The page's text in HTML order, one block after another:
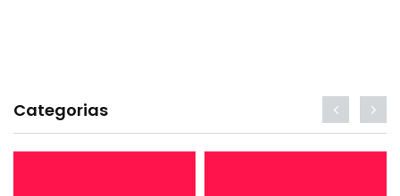
Categorias